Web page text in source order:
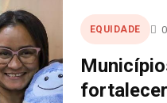
EQUIDADE